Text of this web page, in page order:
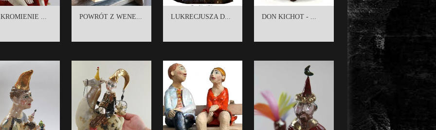
... POWRÓT Z WENE... LUKRECJUSZA D... DON KICHOT - ...